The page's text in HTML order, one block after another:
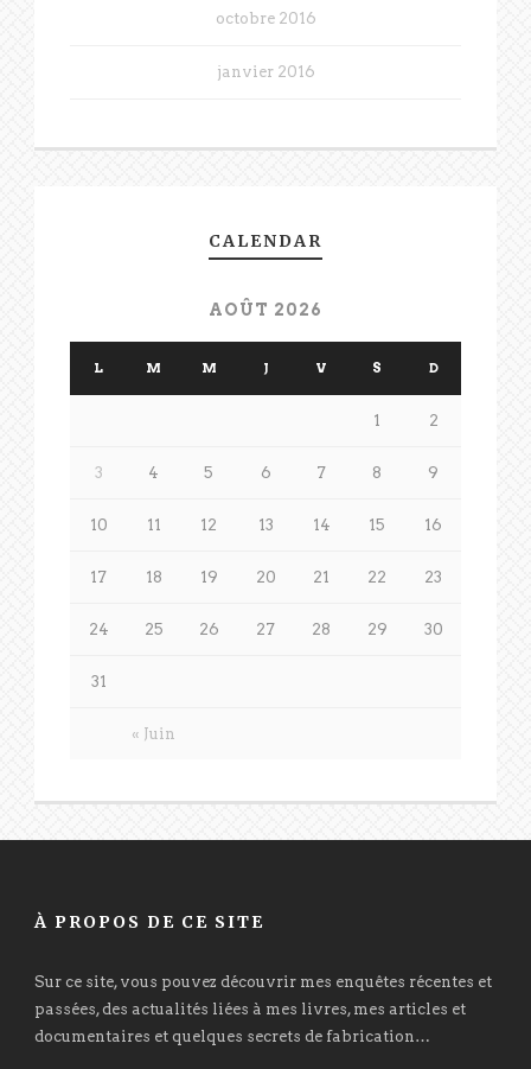
octobre 2016
janvier 2016
CALENDAR
AOÛT 2026
L M M J V S D
« Juin
1 2
3 4 5 6 7 8 9
10 11 12 13 14 15 16
17 18 19 20 21 22 23
24 25 26 27 28 29 30
31
À PROPOS DE CE SITE
Sur ce site, vous pouvez découvrir mes enquêtes récentes et
passées, des actualités liées à mes livres, mes articles et
documentaires et quelques secrets de fabrication…